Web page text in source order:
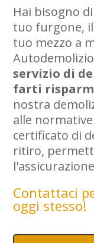
Hai bisogno
tuo furgone,
tuo mezzo a
servizio di
farti
nostra
alle
certificato di
ritiro,
Contattaci
oggi stesso!